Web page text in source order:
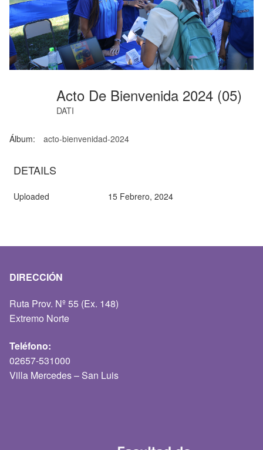
Acto De Bienvenida 2024 (05)
DATI
Álbum: acto-bienvenidad-2024
DETAILS
Uploaded 15 Febrero, 2024
DIRECCIÓN
Ruta Prov. Nº 55 (Ex. 148)
Extremo Norte
Teléfono:
02657-531000
Villa Mercedes – San Luis